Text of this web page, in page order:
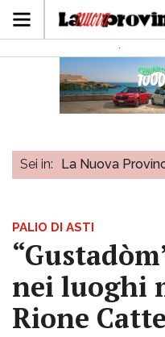
Sei in: La Nuova
PALIO DI ASTI
nei luoghi
Rione